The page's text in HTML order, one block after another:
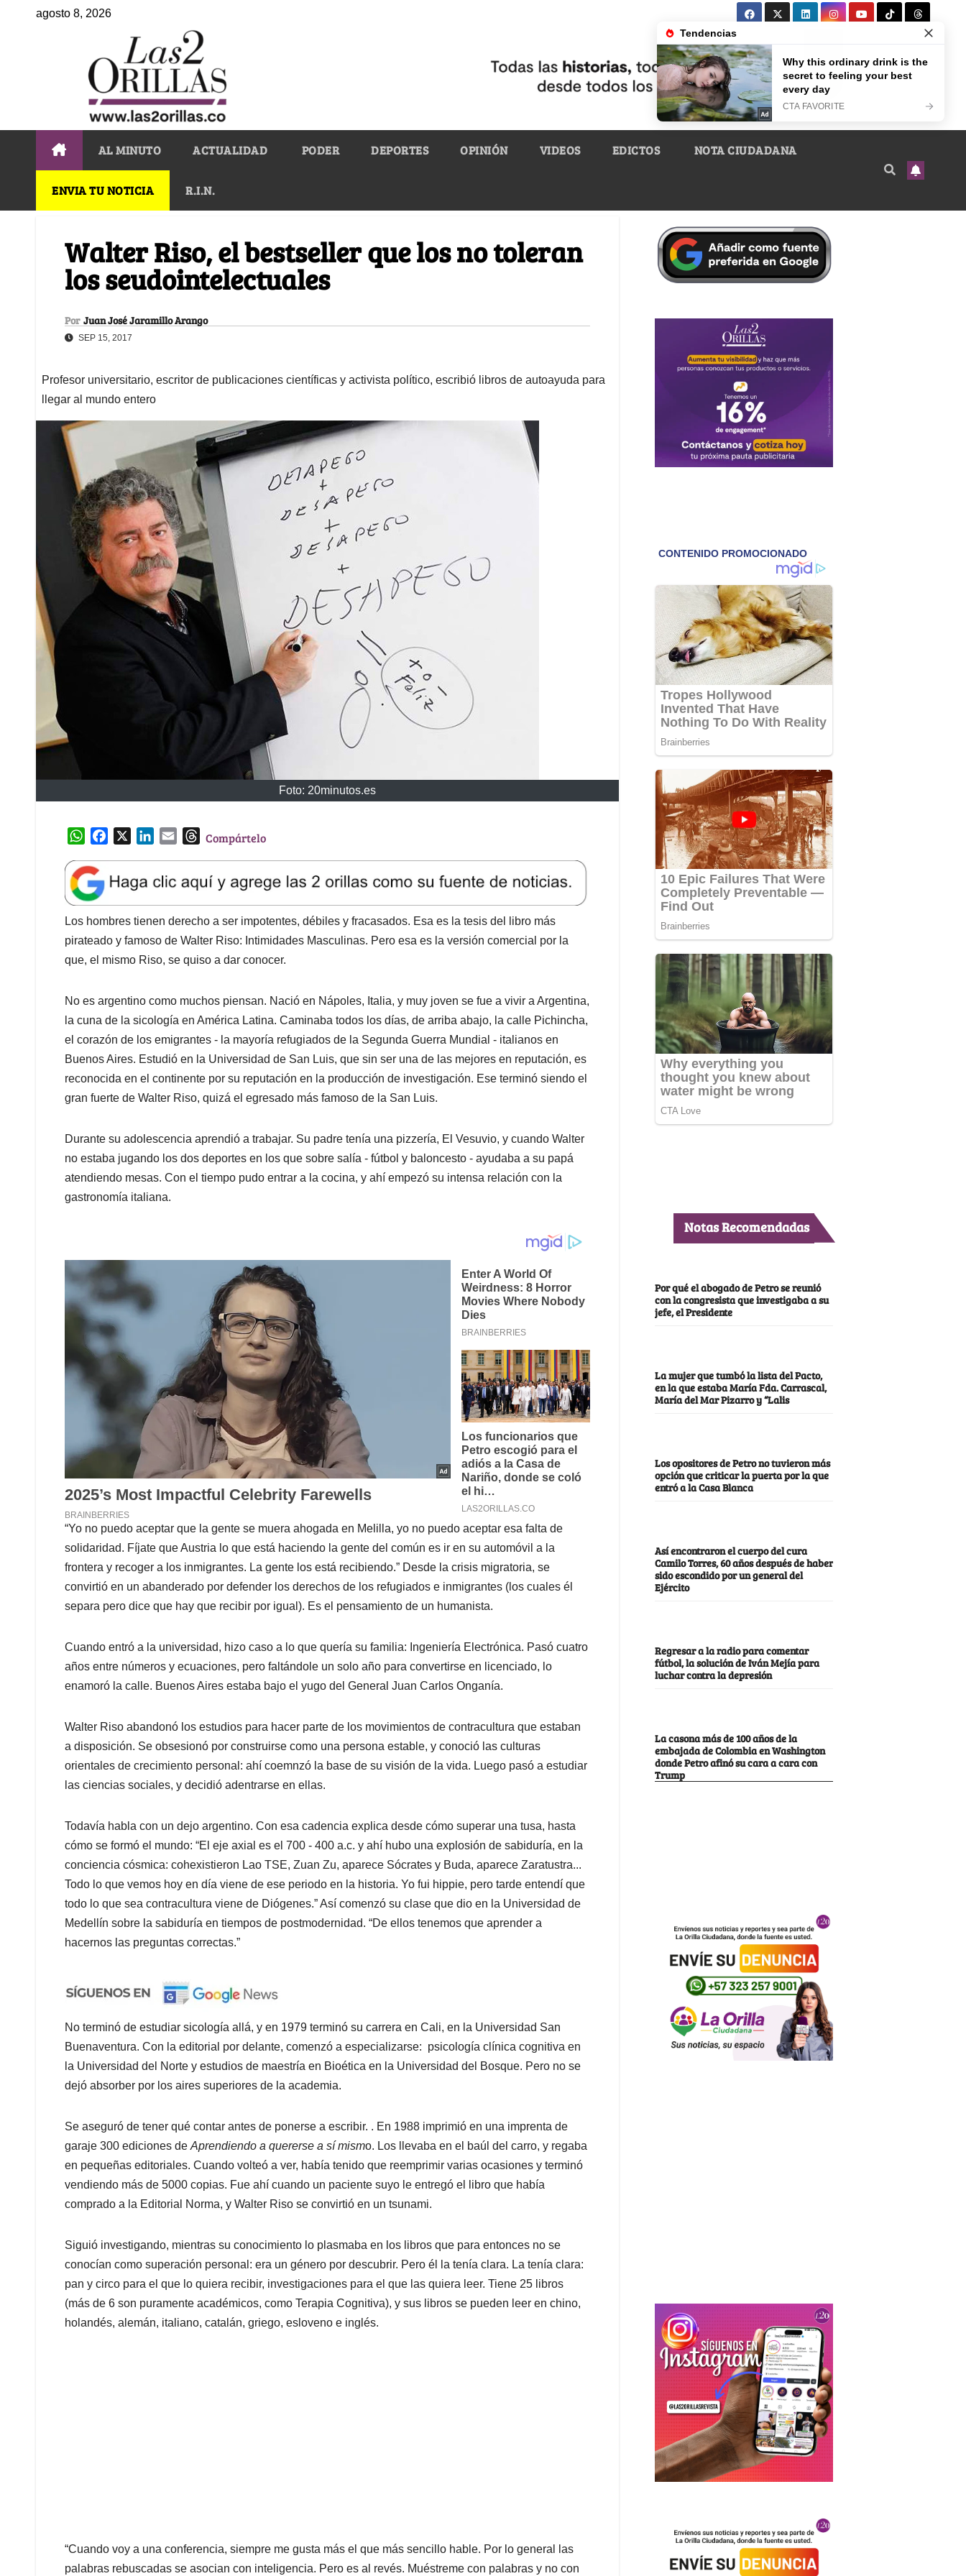
agosto 8, 2026
AL MINUTO ACTUALIDAD PODER DEPORTES OPINIÓN VIDEOS EDICTOS NOTA CIUDADANA
ENVIA TU NOTICIA R.I.N.
Walter Riso, el bestseller que los no toleran
los seudointelectuales
Por Juan José Jaramillo Arango
SEP 15, 2017
Profesor universitario, escritor de publicaciones científicas y activista político, escribió libros de autoayuda para
llegar al mundo entero
Foto: 20minutos.es
W
a
t
s
A
p
p
e
b
o
o
k
k
e
d
I
n
l
T
e
a
d
s
Compártelo
Los hombres tienen derecho a ser impotentes, débiles y fracasados. Esa es la tesis del libro más
pirateado y famoso de Walter Riso: Intimidades Masculinas. Pero esa es la versión comercial por la
que, el mismo Riso, se quiso a dar conocer.
No es argentino como muchos piensan. Nació en Nápoles, Italia, y muy joven se fue a vivir a Argentina,
la cuna de la sicología en América Latina. Caminaba todos los días, de arriba abajo, la calle Pichincha,
el corazón de los emigrantes - la mayoría refugiados de la Segunda Guerra Mundial - italianos en
Buenos Aires. Estudió en la Universidad de San Luis, que sin ser una de las mejores en reputación, es
reconocida en el continente por su reputación en la producción de investigación. Ese terminó siendo el
gran fuerte de Walter Riso, quizá el egresado más famoso de la San Luis.
Durante su adolescencia aprendió a trabajar. Su padre tenía una pizzería, El Vesuvio, y cuando Walter
no estaba jugando los dos deportes en los que sobre salía - fútbol y baloncesto - ayudaba a su papá
atendiendo mesas. Con el tiempo pudo entrar a la cocina, y ahí empezó su intensa relación con la
gastronomía italiana.
“Yo no puedo aceptar que la gente se muera ahogada en Melilla, yo no puedo aceptar esa falta de
solidaridad. Fíjate que Austria lo que está haciendo la gente del común es ir en su automóvil a la
frontera y recoger a los inmigrantes. La gente los está recibiendo.” Desde la crisis migratoria, se
convirtió en un abanderado por defender los derechos de los refugiados e inmigrantes (los cuales él
separa pero dice que hay que recibir por igual). Es el pensamiento de un humanista.
Cuando entró a la universidad, hizo caso a lo que quería su familia: Ingeniería Electrónica. Pasó cuatro
años entre números y ecuaciones, pero faltándole un solo año para convertirse en licenciado, lo
enamoró la calle. Buenos Aires estaba bajo el yugo del General Juan Carlos Onganía.
Walter Riso abandonó los estudios para hacer parte de los movimientos de contracultura que estaban
a disposición. Se obsesionó por construirse como una persona estable, y conoció las culturas
orientales de crecimiento personal: ahí coemnzó la base de su visión de la vida. Luego pasó a estudiar
las ciencias sociales, y decidió adentrarse en ellas.
Todavía habla con un dejo argentino. Con esa cadencia explica desde cómo superar una tusa, hasta
cómo se formó el mundo: “El eje axial es el 700 - 400 a.c. y ahí hubo una explosión de sabiduría, en la
conciencia cósmica: cohexistieron Lao TSE, Zuan Zu, aparece Sócrates y Buda, aparece Zaratustra...
Todo lo que vemos hoy en día viene de ese periodo en la historia. Yo fui hippie, pero tarde entendí que
todo lo que sea contracultura viene de Diógenes.” Así comenzó su clase que dio en la Universidad de
Medellín sobre la sabiduría en tiempos de postmodernidad. “De ellos tenemos que aprender a
hacernos las preguntas correctas.”
No terminó de estudiar sicología allá, y en 1979 terminó su carrera en Cali, en la Universidad San
Buenaventura. Con la editorial por delante, comenzó a especializarse: psicología clínica cognitiva en
la Universidad del Norte y estudios de maestría en Bioética en la Universidad del Bosque. Pero no se
dejó absorber por los aires superiores de la academia.
Se aseguró de tener qué contar antes de ponerse a escribir. . En 1988 imprimió en una imprenta de
garaje 300 ediciones de Aprendiendo a quererse a sí mismo. Los llevaba en el baúl del carro, y regaba
en pequeñas editoriales. Cuando volteó a ver, había tenido que reemprimir varias ocasiones y terminó
vendiendo más de 5000 copias. Fue ahí cuando un paciente suyo le entregó el libro que había
comprado a la Editorial Norma, y Walter Riso se convirtió en un tsunami.
Siguió investigando, mientras su conocimiento lo plasmaba en los libros que para entonces no se
conocían como superación personal: era un género por descubrir. Pero él la tenía clara. La tenía clara:
pan y circo para el que lo quiera recibir, investigaciones para el que las quiera leer. Tiene 25 libros
(más de 6 son puramente académicos, como Terapia Cognitiva), y sus libros se pueden leer en chino,
holandés, alemán, italiano, catalán, griego, esloveno e inglés.
“Cuando voy a una conferencia, siempre me gusta más el que más sencillo hable. Por lo general las
palabras rebuscadas se asocian con inteligencia. Pero es al revés. Muéstreme con palabras y no con
Notas Recomendadas
Por qué el abogado de Petro se reunió
con la congresista que investigaba a su
jefe, el Presidente
La mujer que tumbó la lista del Pacto,
en la que estaba María Fda. Carrascal,
María del Mar Pizarro y “Lalis
Los opositores de Petro no tuvieron más
opción que criticar la puerta por la que
entró a la Casa Blanca
Así encontraron el cuerpo del cura
Camilo Torres, 60 años después de haber
sido escondido por un general del
Ejército
Regresar a la radio para comentar
fútbol, la solución de Iván Mejía para
luchar contra la depresión
La casona más de 100 años de la
embajada de Colombia en Washington
donde Petro afinó su cara a cara con
Trump